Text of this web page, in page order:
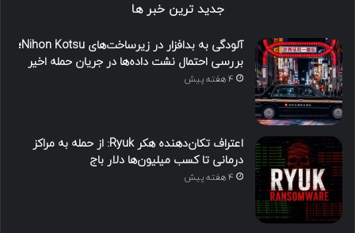
جدید ترین خبر ها
آلودگی به بدافزار در زیرساخت‌های Nihon Kotsu؛
بررسی احتمال نشت داده‌ها در جریان حمله اخیر
4 هفته پیش
اعتراف تکان‌دهنده هکر Ryuk: از حمله به مراکز
درمانی تا کسب میلیون‌ها دلار باج
4 هفته پیش